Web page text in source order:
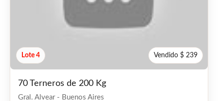
Lote 4 Vendido $ 239
70 Terneros de 200 Kg
Gral. Alvear - Buenos Aires